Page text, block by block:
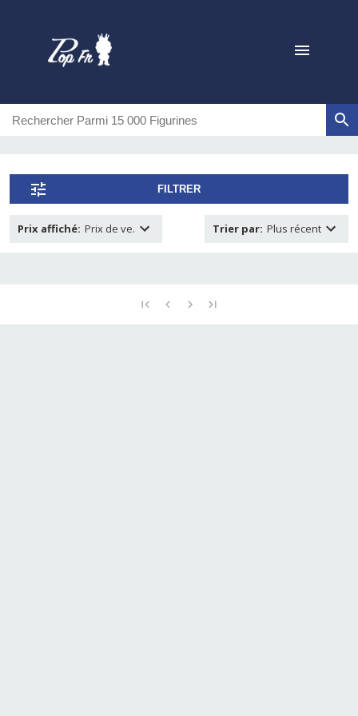
FILTRER
Prix affiché: Prix de ve. Trier par: Plus récent